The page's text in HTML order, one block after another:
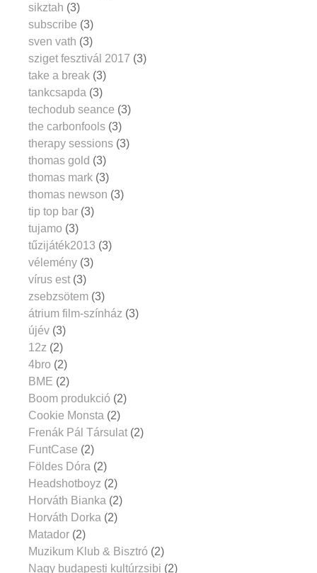
sikztah (3)
subscribe (3)
sven vath (3)
sziget fesztivál 2017 (3)
take a break (3)
tankcsapda (3)
techodub seance (3)
the carbonfools (3)
therapy sessions (3)
thomas gold (3)
thomas mark (3)
thomas newson (3)
tip top bar (3)
tujamo (3)
tűzijáték2013 (3)
vélemény (3)
vírus est (3)
zsebzsötem (3)
átrium film-színház (3)
újév (3)
12z (2)
4bro (2)
BME (2)
Boom produkció (2)
Cookie Monsta (2)
Frenák Pál Társulat (2)
FuntCase (2)
Földes Dóra (2)
Headshotboyz (2)
Horváth Bianka (2)
Horváth Dorka (2)
Matador (2)
Muzikum Klub & Bisztró (2)
Nagy budapesti kultúrzsibi (2)